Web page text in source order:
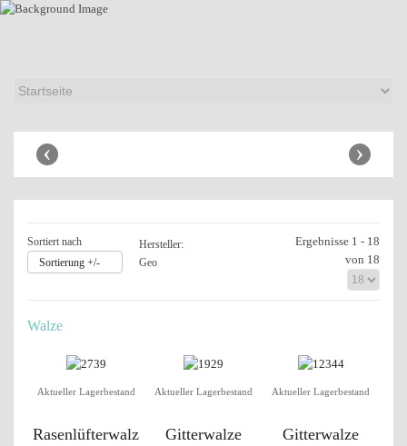
›
‹
Sortiert nach
Sortierung +/-
Hersteller:
Geo
Ergebnisse 1 - 18
von 18
Walze
Aktueller Lagerbestand
Rasenlüfterwalz
Aktueller Lagerbestand
Gitterwalze
Aktueller Lagerbestand
Gitterwalze